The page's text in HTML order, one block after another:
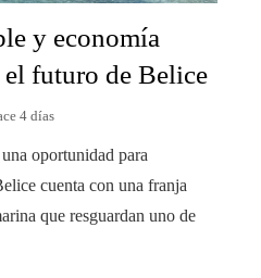
y economía
el futuro de Belice
4 días
oportunidad para
cuenta con una franja
que resguardan uno de